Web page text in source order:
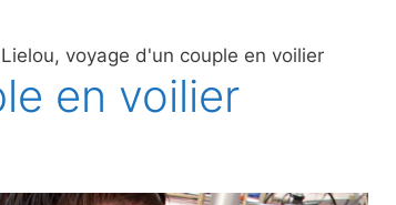
voyage d'un couple en voilier
en voilier